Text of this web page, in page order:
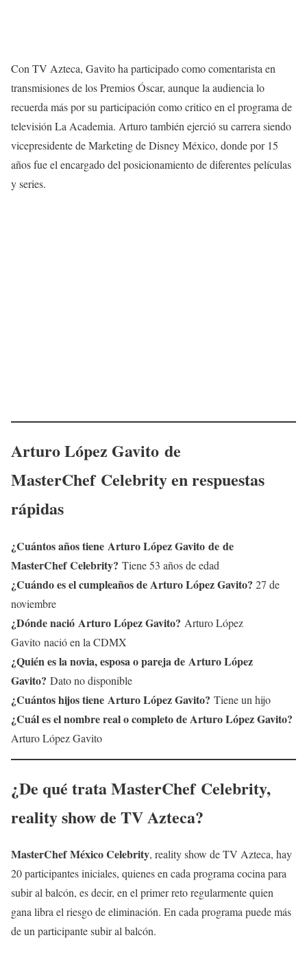
Con TV Azteca, Gavito ha participado como comentarista en
transmisiones de los Premios Óscar, aunque la audiencia lo
recuerda más por su participación como critico en el programa de
televisión La Academia. Arturo también ejerció su carrera siendo
vicepresidente de Marketing de Disney México, donde por 15
años fue el encargado del posicionamiento de diferentes películas
y series.
Arturo López Gavito de
MasterChef Celebrityen respuestas
rápidas
¿Cuántos años tiene Arturo López Gavito de de
MasterChef Celebrity? Tiene 53 años de edad
¿Cuándo es el cumpleaños de Arturo López Gavito? 27 de
noviembre
¿Dónde nació Arturo López Gavito? Arturo López
Gavito nació en la CDMX
¿Quién es la novia, esposa o pareja de Arturo López
Gavito? Dato no disponible
¿Cuántos hijos tiene Arturo López Gavito? Tiene un hijo
¿Cuál es el nombre real o completo de Arturo López Gavito?
Arturo López Gavito
¿De qué trataMasterChef Celebrity,
reality show de TV Azteca?
MasterChef México Celebrity, reality show de TV Azteca, hay
20 participantes iniciales, quienes en cada programa cocina para
subir al balcón, es decir, en el primer reto regularmente quien
gana libra el riesgo de eliminación. En cada programa puede más
de un participante subir al balcón.